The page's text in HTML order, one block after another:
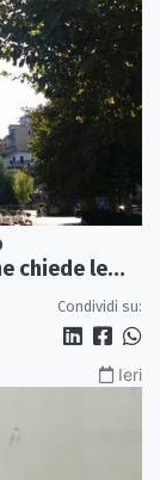
chiede le
Condividi su:
Ieri